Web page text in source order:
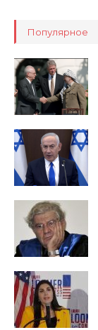
Популярное